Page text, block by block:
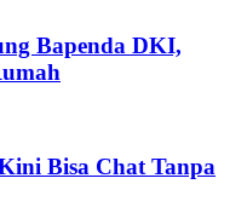
Bapenda DKI,
Bisa Chat Tanpa